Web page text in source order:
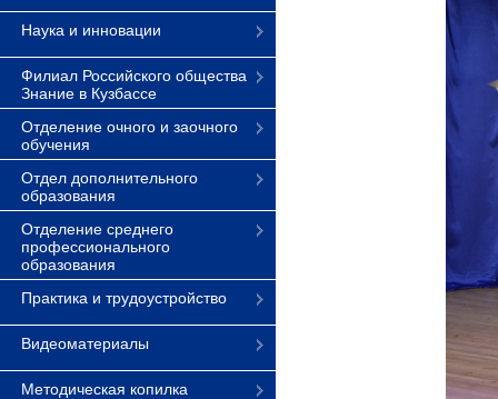
Наука и инновации
Филиал Российского общества
Знание в Кузбассе
Отделение очного и заочного
обучения
Отдел дополнительного
образования
Отделение среднего
профессионального
образования
Практика и трудоустройство
Видеоматериалы
Методическая копилка